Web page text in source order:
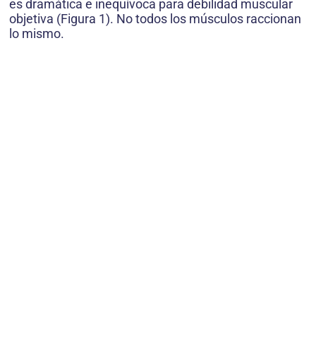
es dramática e inequívoca para debilidad muscular
objetiva (Figura 1). No todos los músculos raccionan
lo mismo.